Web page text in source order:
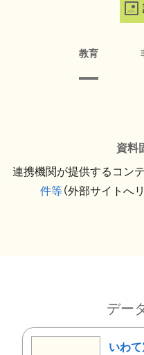
教育
資料
連携機関が提供するコンテ
件等（外部サイトへ
デー
いわ